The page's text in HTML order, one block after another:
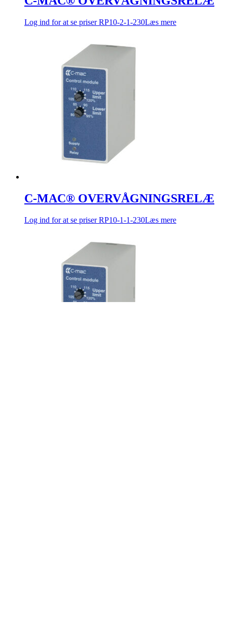
Log ind for at se priserRP10-2-1-230Læs mere
C-MAC® OVERVÅGNINGSRELÆ
Log ind for at se priserRP10-1-1-230Læs mere